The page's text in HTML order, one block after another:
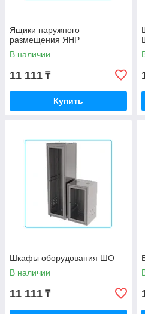
Ящики наружного
размещения ЯНР
В наличии
11 111 ₸
Купить
Шкафы оборудования ШО
В наличии
11 111 ₸